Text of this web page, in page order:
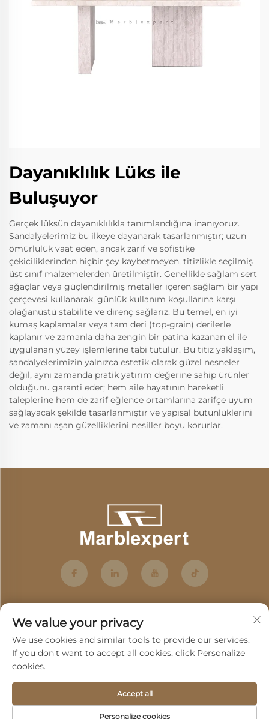
Dayanıklılık Lüks ile
Buluşuyor
Gerçek lüksün dayanıklılıkla tanımlandığına inanıyoruz.
Sandalyelerimiz bu ilkeye dayanarak tasarlanmıştır; uzun
ömürlülük vaat eden, ancak zarif ve sofistike
çekiciliklerinden hiçbir şey kaybetmeyen, titizlikle seçilmiş
üst sınıf malzemelerden üretilmiştir. Genellikle sağlam sert
ağaçlar veya güçlendirilmiş metaller içeren sağlam bir yapı
çerçevesi kullanarak, günlük kullanım koşullarına karşı
olağanüstü stabilite ve direnç sağlarız. Bu temel, en iyi
kumaş kaplamalar veya tam deri (top-grain) derilerle
kaplanır ve zamanla daha zengin bir patina kazanan el ile
uygulanan yüzey işlemlerine tabi tutulur. Bu titiz yaklaşım,
sandalyelerimizin yalnızca estetik olarak güzel nesneler
değil, aynı zamanda pratik yatırım değerine sahip ürünler
olduğunu garanti eder; hem aile hayatının hareketli
taleplerine hem de zarif eğlence ortamlarına zarifçe uyum
sağlayacak şekilde tasarlanmıştır ve yapısal bütünlüklerini
ve zamanı aşan güzelliklerini nesiller boyu korurlar.
We value your privacy
We use cookies and similar tools to provide our services.
If you don't want to accept all cookies, click Personalize
cookies.
Personalize cookies
Accept all